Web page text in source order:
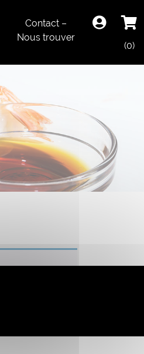
Contact –
Nous trouver
(0)